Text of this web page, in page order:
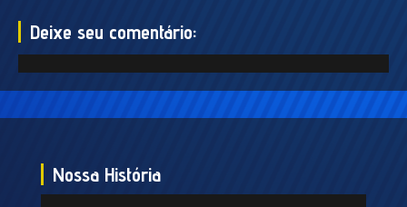
Deixe seu comentário:
Nossa História